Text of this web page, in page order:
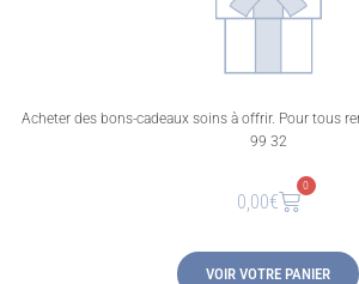
Acheter des bons-cadeaux soins à offrir. Pour tous
99 32
0,00€
0
VOIR VOTRE PANIER